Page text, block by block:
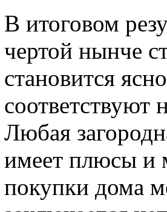
В итоговом
чертой нынче
становится
Любая
имеет плюсы и
покупки дома